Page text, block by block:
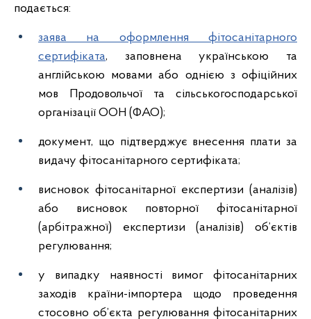
подається:
заява на оформлення фітосанітарного
сертифіката, заповнена українською та
англійською мовами або однією з офіційних
мов Продовольчої та сільськогосподарської
організації ООН (ФAO);
документ, що підтверджує внесення плати за
видачу фітосанітарного сертифіката;
висновок фітосанітарної експертизи (аналізів)
або висновок повторної фітосанітарної
(арбітражної) експертизи (аналізів) об’єктів
регулювання;
у випадку наявності вимог фітосанітарних
заходів країни-імпортера щодо проведення
стосовно об’єкта регулювання фітосанітарних